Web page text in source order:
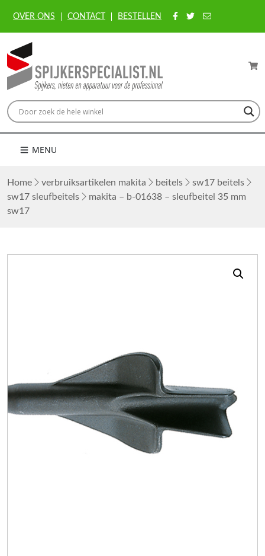
OVER ONS CONTACT BESTELLEN
MENU
Home verbruiksartikelen makita beitels
sw17 beitels
sw17 sleufbeitels
makita – b-01638 – sleufbeitel 35 mm
sw17